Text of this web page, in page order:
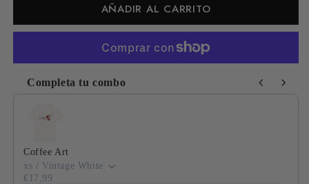
AÑADIR AL CARRITO
Completa tu combo
Use the Previous and Next buttons to navigate through
Coffee Art
xs / Vintage White
€17,99